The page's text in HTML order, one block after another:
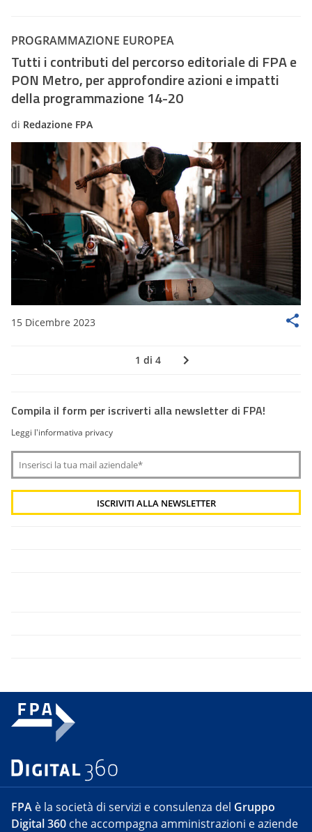
PROGRAMMAZIONE EUROPEA
Tutti i contributi del percorso editoriale di FPA e
PON Metro, per approfondire azioni e impatti
della programmazione 14-20
di Redazione FPA
15 Dicembre 2023
1 di 4
Compila il form per iscriverti alla newsletter di FPA!
Leggi l'informativa privacy
FPA è la società di servizi e consulenza del Gruppo
Digital 360 che accompagna amministrazioni e aziende